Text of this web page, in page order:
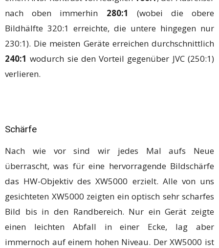
nach oben immerhin 280:1
(wobei die obere
Bildhälfte 320:1 erreichte, die untere hingegen nur
230:1). Die meisten Geräte erreichen durchschnittlich
240:1 wodurch sie den Vorteil gegenüber JVC (250:1)
verlieren.
Schärfe
Nach wie vor sind wir jedes Mal aufs Neue
überrascht, was für eine hervorragende Bildschärfe
das HW-Objektiv des XW5000 erzielt. Alle von uns
gesichteten XW5000 zeigten ein optisch sehr scharfes
Bild bis in den Randbereich. Nur ein Gerät zeigte
einen leichten Abfall in einer Ecke, lag aber
immernoch auf einem hohen Niveau. Der XW5000 ist